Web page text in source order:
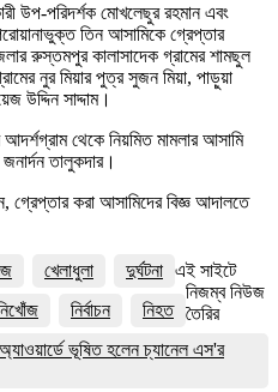
উপ-পরিদর্শক মোখলেছুর রহমান এবং
তিন আসামিকে গ্রেপ্তার
রুস্তমপুর কালাসাদেক গ্রামের শামছুল
নুর মিয়ার পুত্র সুজন মিয়া, পাড়ুয়া
উদ্দিন সাদ্দাম।
থেকে নিয়মিত মামলার আসামি
তালুকদার।
গ্রেপ্তার করা আসামিদের বিজ্ঞ আদালতে
খেলাধুলা
দুর্ঘটনা
নির্বাচন
নিহত
ভূষিত হলেন চ্যানেল এস'র
এই সাইটে
নিজম্ব নিউজ
তৈরির